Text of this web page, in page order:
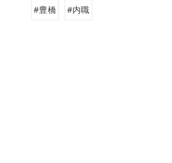
#豊橋 #内職